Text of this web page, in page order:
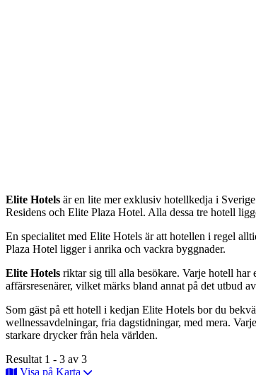
Elite Hotels är en lite mer exklusiv hotellkedja i
Residens och Elite Plaza Hotel. Alla dessa tre hotell
En specialitet med Elite Hotels är att hotellen i regel
Plaza Hotel ligger i anrika och vackra byggnader.
Elite Hotels riktar sig till alla besökare. Varje hotell har
affärsresenärer, vilket märks bland annat på det utbud
Som gäst på ett hotell i kedjan Elite Hotels bor du
wellnessavdelningar, fria dagstidningar, med mera.
starkare drycker från hela världen.
Resultat 1 - 3 av 3
Visa på Karta